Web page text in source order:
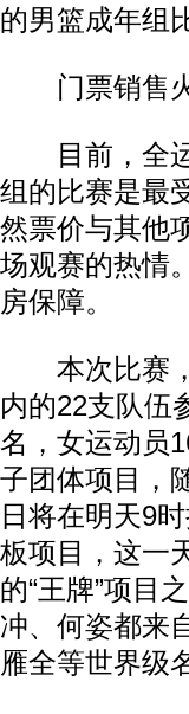
的男篮成年组
门票销售火
目前，全运
组的比赛是最
然票价与其他
场观赛的热情
房保障。
本次比赛，
内的22支队伍
名，女运动员
子团体项目，
日将在明天9
板项目，这一
的“王牌”项目
冲、何姿都来
雁全等世界级